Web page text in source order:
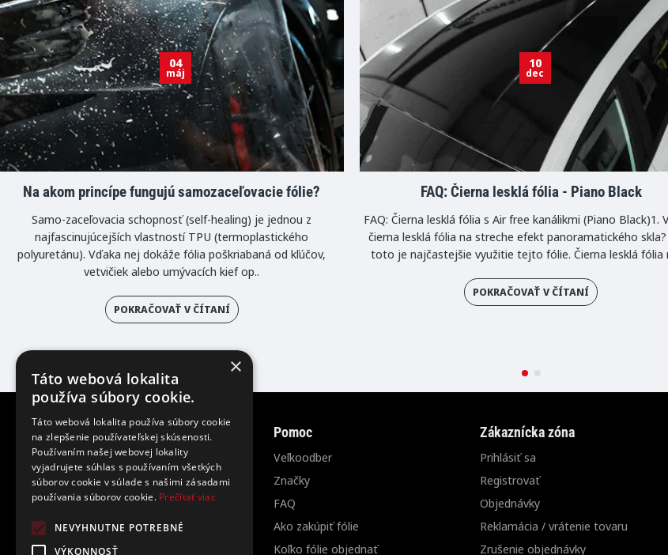
04
máj
Na akom princípe fungujú samozaceľovacie fólie?
Samo-zaceľovacia schopnosť (self-healing) je jednou z
najfascinujúcejších vlastností TPU (termoplastického
polyuretánu). Vďaka nej dokáže fólia poškriabaná od kľúčov,
vetvičiek alebo umývacích kief op..
POKRAČOVAŤ V ČÍTANÍ
10
dec
FAQ: Čierna lesklá fólia - Piano Black
FAQ: Čierna lesklá fólia s Air free kanálikmi (Piano Black)1.
čierna lesklá fólia na streche efekt panoramatického
toto je najčastejšie využitie tejto fólie. Čierna lesklá fólia
POKRAČOVAŤ V ČÍTANÍ
Informácie
O nás
Kontakt
Doprava a platba
Obchodné podmienky
Ochrana osobných údajov
Pomoc
Veľkoodber
Značky
FAQ
Ako zakúpiť fólie
Koľko fólie objednať
Zákaznícka zóna
Prihlásiť sa
Registrovať
Objednávky
Reklamácia / vrátenie tovaru
Zrušenie objednávky
×
Táto webová lokalita
používa súbory cookie.
Táto webová lokalita používa súbory cookie
na zlepšenie používateľskej skúsenosti.
Používaním našej webovej lokality
vyjadrujete súhlas s používaním všetkých
súborov cookie v súlade s našimi zásadami
používania súborov cookie. Prečítať viac
NEVYHNUTNE POTREBNÉ
VÝKONNOSŤ